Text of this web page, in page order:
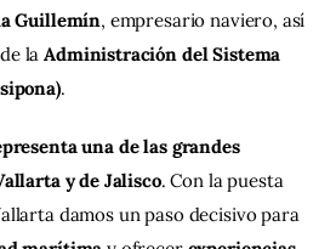
Guillemín, empresario naviero, así
la Administración del Sistema
.
una de las grandes
y de Jalisco. Con la puesta
damos un paso decisivo para